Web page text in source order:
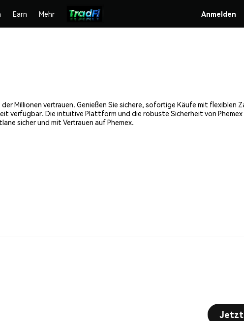
Earn Mehr Anmelden
Millionen vertrauen. Genießen Sie sichere, sofortige Käufe mit flexiblen
Die intuitive Plattform und die robuste Sicherheit von Phemex
sicher und mit Vertrauen auf Phemex.
Jetzt